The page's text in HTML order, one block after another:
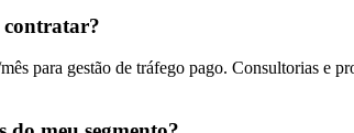
contratar?
para gestão de tráfego pago. Consultorias e